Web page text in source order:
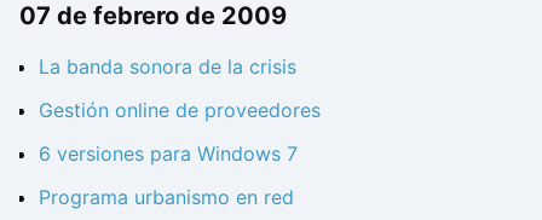
07 de febrero de 2009
La banda sonora de la crisis
Gestión online de proveedores
6 versiones para Windows 7
Programa urbanismo en red